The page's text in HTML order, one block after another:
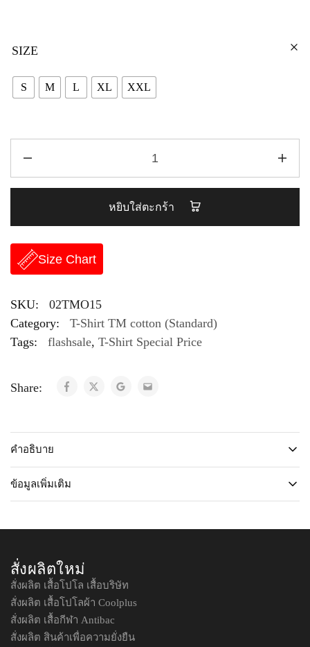
SIZE
S M L XL XXL
หยิบใส่ตะกร้า
Size Chart
SKU:
02TMO15
Category:
T-Shirt TM cotton (Standard)
Tags:
flashsale, T-Shirt Special Price
Share:
คำอธิบาย
ข้อมูลเพิ่มเติม
สั่งผลิตใหม่
สั่งผลิต เสื้อโปโล เสื้อบริษัท
สั่งผลิต เสื้อโปโลผ้า Coolplus
สั่งผลิต เสื้อกีฬา Antibac
สั่งผลิต สินค้าเพื่อความยั่งยืน